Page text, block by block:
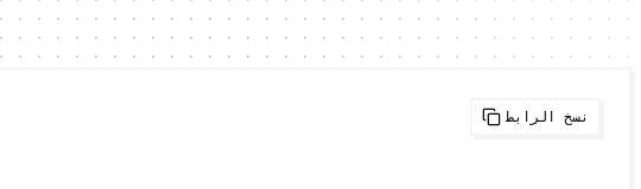
نسخ الرابط